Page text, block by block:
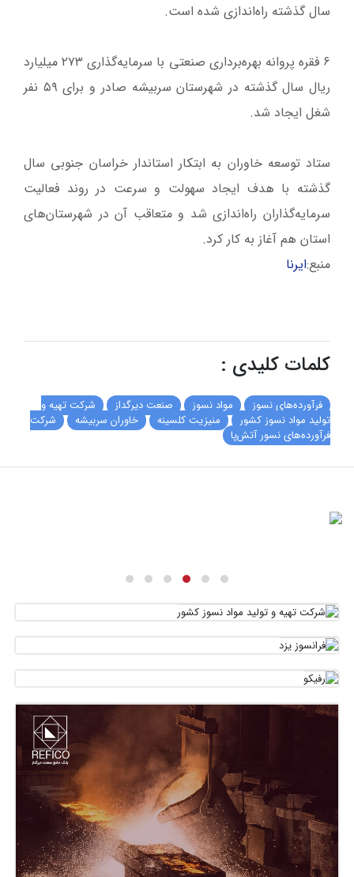
سال گذشته راه‌اندازی شده است.
۶ فقره پروانه بهره‌برداری صنعتی با سرمایه‌گذاری ۲۷۳ میلیارد
ریال سال گذشته در شهرستان سربیشه صادر و برای ۵۹ نفر
شغل ایجاد شد.
ستاد توسعه خاوران به ابتکار استاندار خراسان جنوبی سال
گذشته با هدف ایجاد سهولت و سرعت در روند فعالیت
سرمایه‌گذاران راه‌اندازی شد و متعاقب آن در شهرستان‌های
استان هم آغاز به کار کرد.
منبع:ایرنا
کلمات کلیدی :
فرآورده‌های نسوز مواد نسوز صنعت دیرگداز
شرکت‌ تهیه و
تولید مواد نسوز کشور
منیزیت کلسینه خاوران سربیشه
شرکت
فرآورده‌های نسور آتش‌پا